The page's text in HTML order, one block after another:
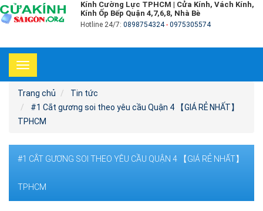
Kính Cường Lực TPHCM | Cửa Kính, Vách Kính,
Kính Ốp Bếp Quận 4,7,6,8, Nhà Bè
Hotline 24/7: 0898754324- 0975305574
Toggle
navigation
Trang chủ
Tin tức
#1 Cắt gương soi theo yêu cầu Quận 4 【GIÁ RẺ NHẤT】
TPHCM
#1 CẮT GƯƠNG SOI THEO YÊU CẦU QUẬN 4 【GIÁ RẺ NHẤT】
TPHCM